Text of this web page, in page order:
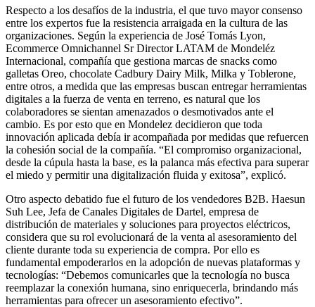
Respecto a los desafíos de la industria, el que tuvo mayor consenso
entre los expertos fue la resistencia arraigada en la cultura de las
organizaciones. Según la experiencia de José Tomás Lyon,
Ecommerce Omnichannel Sr Director LATAM de Mondeléz
Internacional, compañía que gestiona marcas de snacks como
galletas Oreo, chocolate Cadbury Dairy Milk, Milka y Toblerone,
entre otros, a medida que las empresas buscan entregar herramientas
digitales a la fuerza de venta en terreno, es natural que los
colaboradores se sientan amenazados o desmotivados ante el
cambio. Es por esto que en Mondelez decidieron que toda
innovación aplicada debía ir acompañada por medidas que refuercen
la cohesión social de la compañía. “El compromiso organizacional,
desde la cúpula hasta la base, es la palanca más efectiva para superar
el miedo y permitir una digitalización fluida y exitosa”, explicó.
Otro aspecto debatido fue el futuro de los vendedores B2B. Haesun
Suh Lee, Jefa de Canales Digitales de Dartel, empresa de
distribución de materiales y soluciones para proyectos eléctricos,
considera que su rol evolucionará de la venta al asesoramiento del
cliente durante toda su experiencia de compra. Por ello es
fundamental empoderarlos en la adopción de nuevas plataformas y
tecnologías: “Debemos comunicarles que la tecnología no busca
reemplazar la conexión humana, sino enriquecerla, brindando más
herramientas para ofrecer un asesoramiento efectivo”.